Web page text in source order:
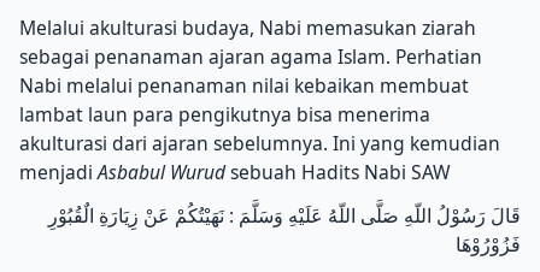
Melalui akulturasi budaya, Nabi memasukan ziarah
sebagai penanaman ajaran agama Islam. Perhatian
Nabi melalui penanaman nilai kebaikan membuat
lambat laun para pengikutnya bisa menerima
akulturasi dari ajaran sebelumnya. Ini yang kemudian
menjadiAsbabul Wurudsebuah Hadits Nabi SAW
قَالَ رَسُوْلُ اللّهِ صَلَّى اللّهُ عَلَيْهِ وَسَلَّمَ : نَهَيْتُكُمْ عَنْ زِيَارَةِ الٌقُبُوْرِ
فَزُوْرُوْهَا